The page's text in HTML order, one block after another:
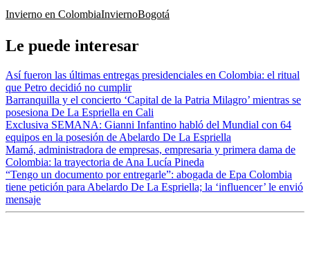
Invierno en ColombiaInviernoBogotá
Le puede interesar
Así fueron las últimas entregas presidenciales en Colombia: el ritual
que Petro decidió no cumplir
Barranquilla y el concierto ‘Capital de la Patria Milagro’ mientras se
posesiona De La Espriella en Cali
Exclusiva SEMANA: Gianni Infantino habló del Mundial con 64
equipos en la posesión de Abelardo De La Espriella
Mamá, administradora de empresas, empresaria y primera dama de
Colombia: la trayectoria de Ana Lucía Pineda
“Tengo un documento por entregarle”: abogada de Epa Colombia
tiene petición para Abelardo De La Espriella; la ‘influencer’ le envió
mensaje